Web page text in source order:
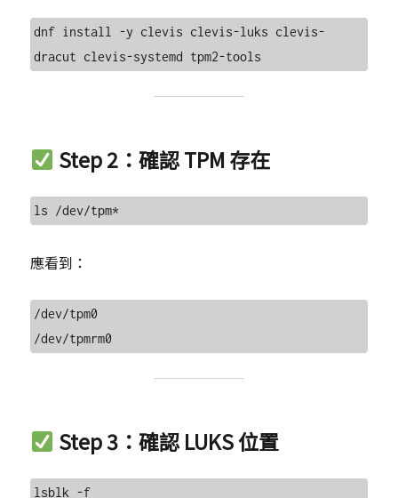
dnf install -y clevis clevis-luks clevis-
Step 2：確認 TPM 存在
應看到：
/dev/tpm0
Step 3：確認 LUKS 位置